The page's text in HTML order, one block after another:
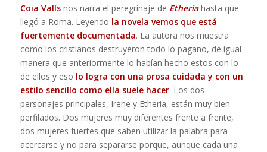
Coia Vallsnos narra el peregrinaje de Etheriahasta que
llegó a Roma. Leyendo la novela vemos que está
fuertemente documentada. La autora nos muestra
como los cristianos destruyeron todo lo pagano, de igual
manera que anteriormente lo habían hecho estos con lo
de ellos y eso lo logra con una prosa cuidada y con un
estilo sencillo como ella suele hacer. Los dos
personajes principales, Irene y Etheria, están muy bien
perfilados. Dos mujeres muy diferentes frente a frente,
dos mujeres fuertes que saben utilizar la palabra para
acercarse y no para separarse porque, aunque cada una